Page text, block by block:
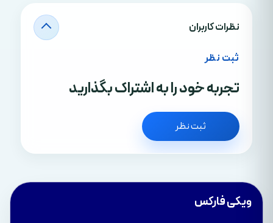
نظرات کاربران
ثبت نظر
تجربه خود را به اشتراک بگذارید
ثبت نظر
ویکی فارکس